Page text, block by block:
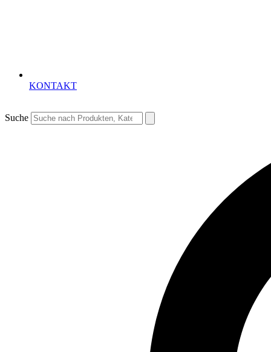
KONTAKT
Suche